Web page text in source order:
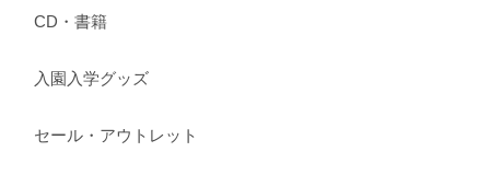
CD・書籍
入園入学グッズ
セール・アウトレット